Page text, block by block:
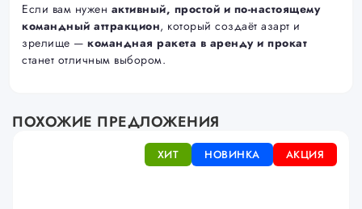
Если вам нужен активный, простой и по-настоящему
командный аттракцион, который создаёт азарт и
зрелище — командная ракета в аренду и прокат
станет отличным выбором.
ПОХОЖИЕ ПРЕДЛОЖЕНИЯ
АКЦИЯ
НОВИНКА
ХИТ